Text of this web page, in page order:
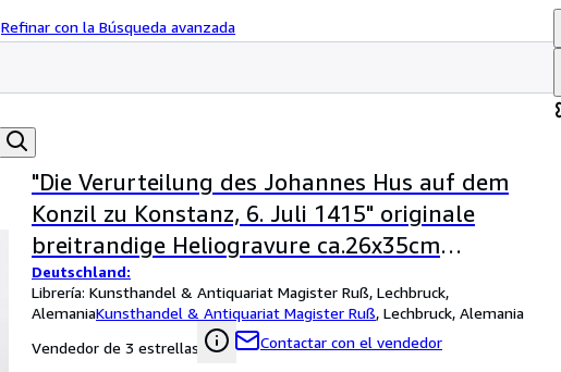
Refinar con la Búsqueda avanzada
"Die Verurteilung des Johannes Hus auf dem
Konzil zu Konstanz, 6. Juli 1415" originale
breitrandige Heliogravure ca.26x35cm
(Darstellung/image size) nach einem Gemälde
von Brozik auf festem Bütten-Karton/strong
hand-made paper
Deutschland:
Librería: Kunsthandel & Antiquariat Magister Ruß, Lechbruck,
AlemaniaKunsthandel & Antiquariat Magister Ruß, Lechbruck, Alemania
Vendedor de 3 estrellas
Contactar con el vendedor